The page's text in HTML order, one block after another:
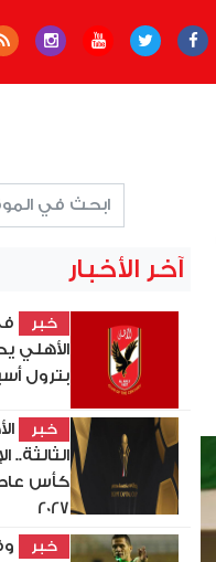
آخر الأخبار
خبر
الأهلي
بترول
خبر
2027
خبر